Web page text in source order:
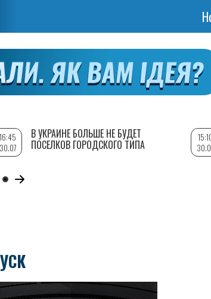
16:45
30.07
В УКРАИНЕ БОЛЬШЕ НЕ БУДЕТ
ПОСЕЛКОВ ГОРОДСКОГО ТИПА